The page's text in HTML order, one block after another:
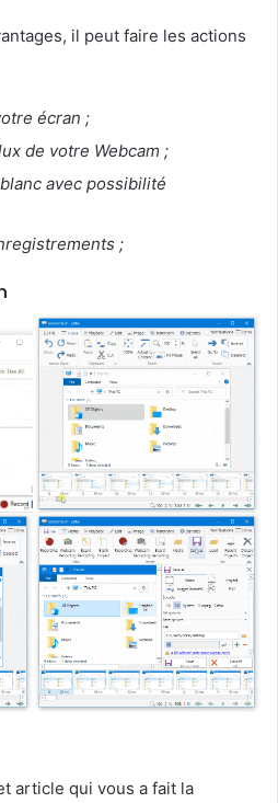
il peut faire les actions
écran ;
de votre Webcam ;
avec possibilité
;
article qui vous a fait la